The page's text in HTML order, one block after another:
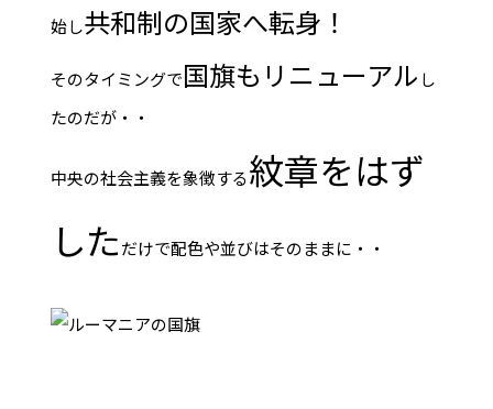
始し共和制の国家へ転身！
そのタイミングで国旗もリニューアル し
たのだが・・
中央の社会主義を象徴する紋章をはず
しただけで配色や並びはそのままに・・